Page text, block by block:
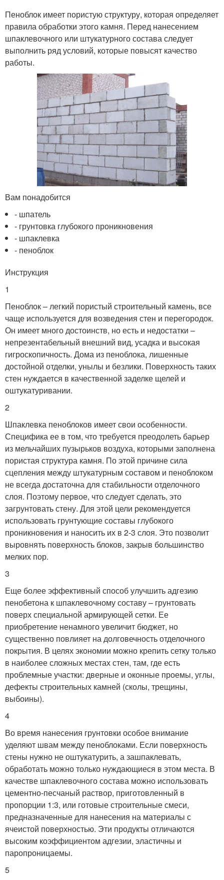
Пеноблок имеет пористую структуру, которая определяет
правила обработки этого камня. Перед нанесением
шпаклевочного или штукатурного состава следует
выполнить ряд условий, которые повысят качество
работы.
Вам понадобится
- шпатель
- грунтовка глубокого проникновения
- шпаклевка
- пеноблок
Инструкция
1
Пеноблок – легкий пористый строительный камень, все
чаще используется для возведения стен и перегородок.
Он имеет много достоинств, но есть и недостатки –
непрезентабельный внешний вид, усадка и высокая
гигроскопичность. Дома из пеноблока, лишенные
достойной отделки, унылы и безлики. Поверхность таких
стен нуждается в качественной заделке щелей и
оштукатуривании.
2
Шпаклевка пеноблоков имеет свои особенности.
Специфика ее в том, что требуется преодолеть барьер
из мельчайших пузырьков воздуха, которыми заполнена
пористая структура камня. По этой причине сила
сцепления между штукатурным составом и пеноблоком
не всегда достаточна для стабильности отделочного
слоя. Поэтому первое, что следует сделать, это
загрунтовать стену. Для этой цели рекомендуется
использовать грунтующие составы глубокого
проникновения и наносить их в 2-3 слоя. Это позволит
выровнять поверхность блоков, закрыв большинство
мелких пор.
3
Еще более эффективный способ улучшить адгезию
пенобетона к шпаклевочному составу – грунтовать
поверх специальной армирующей сетки. Ее
приобретение ненамного увеличит бюджет, но
существенно повлияет на долговечность отделочного
покрытия. В целях экономии можно крепить сетку только
в наиболее сложных местах стен, там, где есть
проблемные участки: дверные и оконные проемы, углы,
дефекты строительных камней (сколы, трещины,
выбоины).
4
Во время нанесения грунтовки особое внимание
уделяют швам между пеноблоками. Если поверхность
стены нужно не оштукатурить, а зашпаклевать,
обработать можно только нуждающиеся в этом места. В
качестве шпаклевочного состава можно использовать
цементно-песчаный раствор, приготовленный в
пропорции 1:3, или готовые строительные смеси,
предназначенные для нанесения на материалы с
ячеистой поверхностью. Эти продукты отличаются
высоким коэффициентом адгезии, эластичны и
паропроницаемы.
5